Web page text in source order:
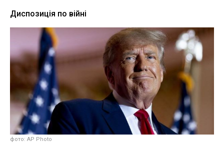
Диспозиція по війні
фото: AP Photo